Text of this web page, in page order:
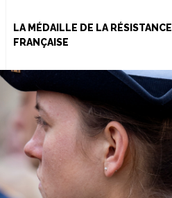
au
LA MÉDAILLE DE LA RÉSISTANCE
FRANÇAISE